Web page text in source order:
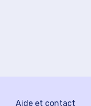
Aide et contact